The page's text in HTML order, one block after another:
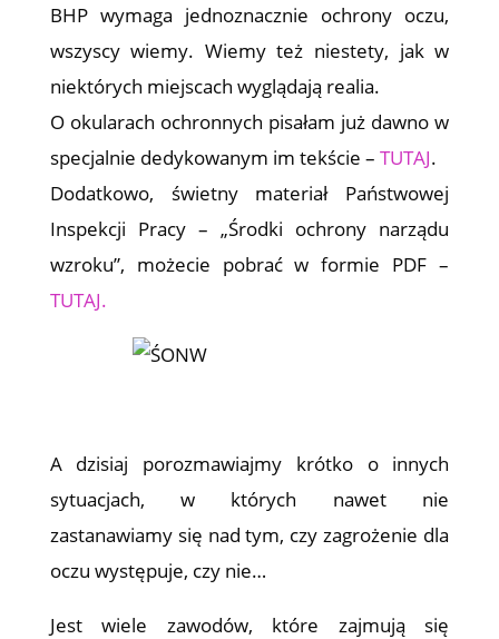
BHP wymaga jednoznacznie ochrony oczu,
wszyscy wiemy. Wiemy też niestety, jak w
niektórych miejscach wyglądają realia.
O okularach ochronnych pisałam już dawno w
specjalnie dedykowanym im tekście – TUTAJ.
Dodatkowo, świetny materiał Państwowej
Inspekcji Pracy – „Środki ochrony narządu
wzroku”, możecie pobrać w formie PDF –
TUTAJ.
A dzisiaj porozmawiajmy krótko o innych
sytuacjach, w których nawet nie
zastanawiamy się nad tym, czy zagrożenie dla
oczu występuje, czy nie…
Jest wiele zawodów, które zajmują się